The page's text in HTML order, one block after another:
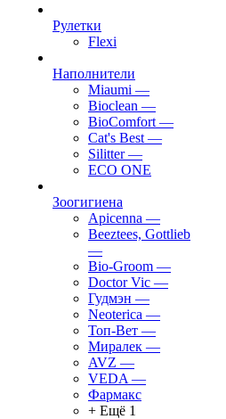
Рулетки
Flexi
Наполнители
Miaumi —
Bioclean —
BioComfort —
Cat's Best —
Silitter —
ECO ONE
Зоогигиена
Apicenna —
Beeztees, Gottlieb
—
Bio-Groom —
Doctor Vic —
Гудмэн —
Neoterica —
Топ-Вет —
Миралек —
AVZ —
VEDA —
Фармакс
+ Ещё 1